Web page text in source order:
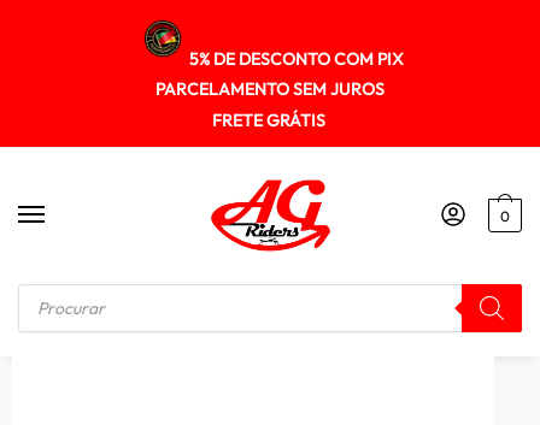
5% DE DESCONTO COM PIX
PARCELAMENTO SEM JUROS
FRETE GRÁTIS
0
Início / SUPORTE DE BAU Suporte Baú Superior Tiger1050 Sport 2014+ Spto360 Scam